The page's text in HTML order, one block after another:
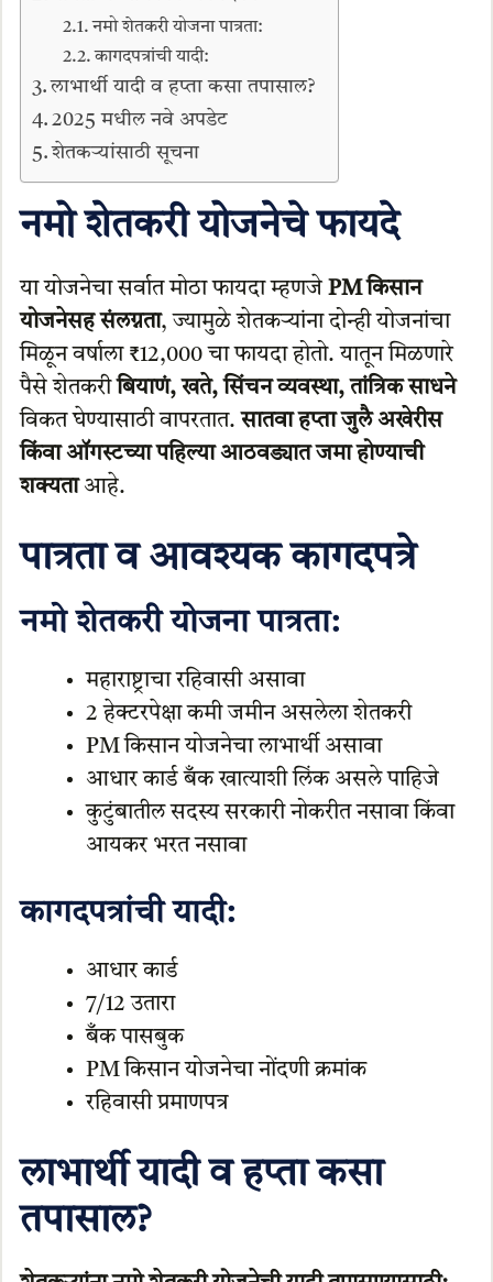
नमो शेतकरी योजना पात्रता:
कागदपत्रांची यादी:
लाभार्थी यादी व हप्ता कसा तपासाल?
2025 मधील नवे अपडेट
शेतकऱ्यांसाठी सूचना
नमो शेतकरी योजनेचे फायदे
या योजनेचा सर्वात मोठा फायदा म्हणजे PM किसान
योजनेसह संलग्नता, ज्यामुळे शेतकऱ्यांना दोन्ही योजनांचा
मिळून वर्षाला ₹12,000 चा फायदा होतो. यातून मिळणारे
पैसे शेतकरीबियाणं, खते, सिंचन व्यवस्था, तांत्रिक साधने
विकत घेण्यासाठी वापरतात.सातवा हप्ता जुलै अखेरीस
किंवा ऑगस्टच्या पहिल्या आठवड्यात जमा होण्याची
शक्यताआहे.
पात्रता व आवश्यक कागदपत्रे
नमो शेतकरी योजना पात्रता:
महाराष्ट्राचा रहिवासी असावा
2 हेक्टरपेक्षा कमी जमीन असलेला शेतकरी
PM किसान योजनेचा लाभार्थी असावा
आधार कार्ड बँक खात्याशी लिंक असले पाहिजे
कुटुंबातील सदस्य सरकारी नोकरीत नसावा किंवा
आयकर भरत नसावा
कागदपत्रांची यादी:
आधार कार्ड
7/12 उतारा
बँक पासबुक
PM किसान योजनेचा नोंदणी क्रमांक
रहिवासी प्रमाणपत्र
लाभार्थी यादी व हप्ता कसा
तपासाल?